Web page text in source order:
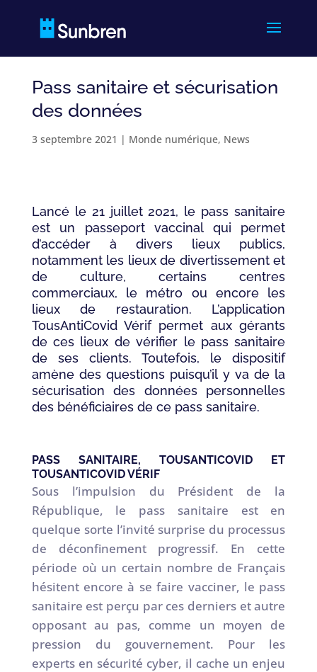
Pass sanitaire et sécurisation
des données
3 septembre 2021 | Monde numérique, News
Lancé le 21 juillet 2021, le pass sanitaire
est un passeport vaccinal qui permet
d’accéder à divers lieux publics,
notamment les lieux de divertissement et
de culture, certains centres
commerciaux, le métro ou encore les
lieux de restauration. L’application
TousAntiCovid Vérif permet aux gérants
de ces lieux de vérifier le pass sanitaire
de ses clients. Toutefois, le dispositif
amène des questions puisqu’il y va de la
sécurisation des données personnelles
des bénéficiaires de ce pass sanitaire.
PASS SANITAIRE, TOUSANTICOVID ET
TOUSANTICOVID VÉRIF
Sous l’impulsion du Président de la
République, le pass sanitaire est en
quelque sorte l’invité surprise du processus
de déconfinement progressif. En cette
période où un certain nombre de Français
hésitent encore à se faire vacciner, le pass
sanitaire est perçu par ces derniers et autre
opposant au pas, comme un moyen de
pression du gouvernement. Pour les
experts en sécurité cyber, il cache un enjeu